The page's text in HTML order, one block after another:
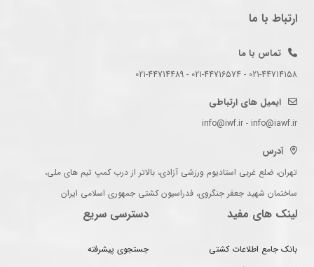
ارتباط با ما
تماس با ما
021-44714158 - 021-44716574 - 021-44714489
ایمیل های ارتباطی
info@iwf.ir - info@iawf.ir
آدرس
تهران، ضلع غربی استادیوم ورزشی آزادی، بالاتر از درب کمپ تیم های ملی،
ساختمان شهید جعفر جنگروی، فدراسیون کشتی جمهوری اسلامی ایران
لینک های مفید
بانک جامع اطلاعات کشتی
دسترسی سریع
جستجوی پیشرفته